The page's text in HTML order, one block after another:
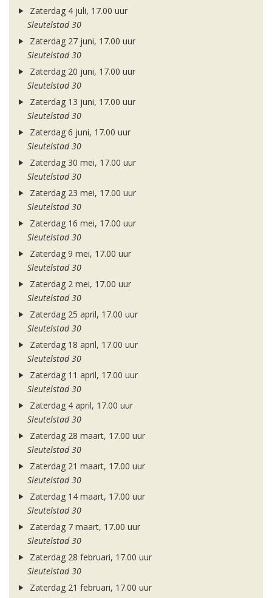
Zaterdag 4 juli, 17.00 uur
Sleutelstad 30
Zaterdag 27 juni, 17.00 uur
Sleutelstad 30
Zaterdag 20 juni, 17.00 uur
Sleutelstad 30
Zaterdag 13 juni, 17.00 uur
Sleutelstad 30
Zaterdag 6 juni, 17.00 uur
Sleutelstad 30
Zaterdag 30 mei, 17.00 uur
Sleutelstad 30
Zaterdag 23 mei, 17.00 uur
Sleutelstad 30
Zaterdag 16 mei, 17.00 uur
Sleutelstad 30
Zaterdag 9 mei, 17.00 uur
Sleutelstad 30
Zaterdag 2 mei, 17.00 uur
Sleutelstad 30
Zaterdag 25 april, 17.00 uur
Sleutelstad 30
Zaterdag 18 april, 17.00 uur
Sleutelstad 30
Zaterdag 11 april, 17.00 uur
Sleutelstad 30
Zaterdag 4 april, 17.00 uur
Sleutelstad 30
Zaterdag 28 maart, 17.00 uur
Sleutelstad 30
Zaterdag 21 maart, 17.00 uur
Sleutelstad 30
Zaterdag 14 maart, 17.00 uur
Sleutelstad 30
Zaterdag 7 maart, 17.00 uur
Sleutelstad 30
Zaterdag 28 februari, 17.00 uur
Sleutelstad 30
Zaterdag 21 februari, 17.00 uur